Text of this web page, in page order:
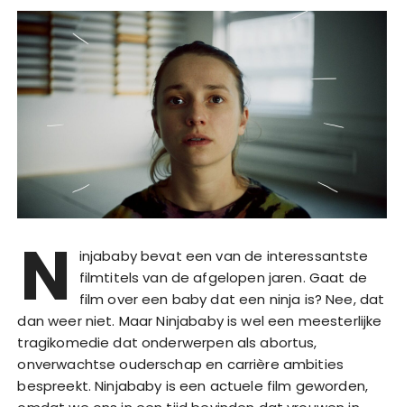
N
injababy bevat een van de interessantste
filmtitels van de afgelopen jaren. Gaat de
film over een baby dat een ninja is? Nee, dat
dan weer niet. Maar Ninjababy is wel een meesterlijke
tragikomedie dat onderwerpen als abortus,
onverwachtse ouderschap en carrière ambities
bespreekt. Ninjababy is een actuele film geworden,